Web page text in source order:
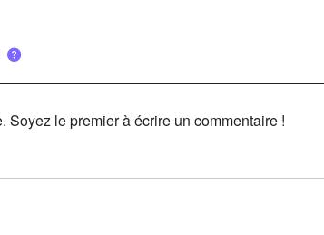
Soyez le premier à écrire un commentaire !